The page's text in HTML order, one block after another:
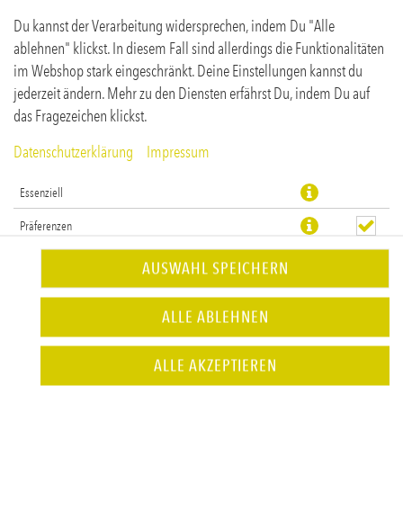
Du kannst der Verarbeitung widersprechen, indem Du "Alle
ablehnen" klickst. In diesem Fall sind allerdings die Funktionalitäten
im Webshop stark eingeschränkt. Deine Einstellungen kannst du
jederzeit ändern. Mehr zu den Diensten erfährst Du, indem Du auf
das Fragezeichen klickst.
Datenschutzerklärung
Impressum
Essenziell
Präferenzen
AUSWAHL SPEICHERN
ALLE ABLEHNEN
ALLE AKZEPTIEREN
vegane Hähnchenalternative im Knuspermantel auf Brioche
JETZT BESTELLEN